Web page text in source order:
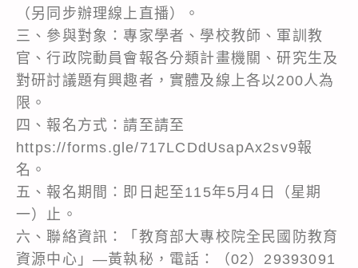
（另同步辦理線上直播）。
三、參與對象：專家學者、學校教師、軍訓教
官、行政院動員會報各分類計畫機關、研究生及
對研討議題有興趣者，實體及線上各以200人為
限。
四、報名方式：請至請至
https://forms.gle/717LCDdUsapAx2sv9報
名。
五、報名期間：即日起至115年5月4日（星期
一）止。
六、聯絡資訊：「教育部大專校院全民國防教育
資源中心」―黃執秘，電話：（02）29393091